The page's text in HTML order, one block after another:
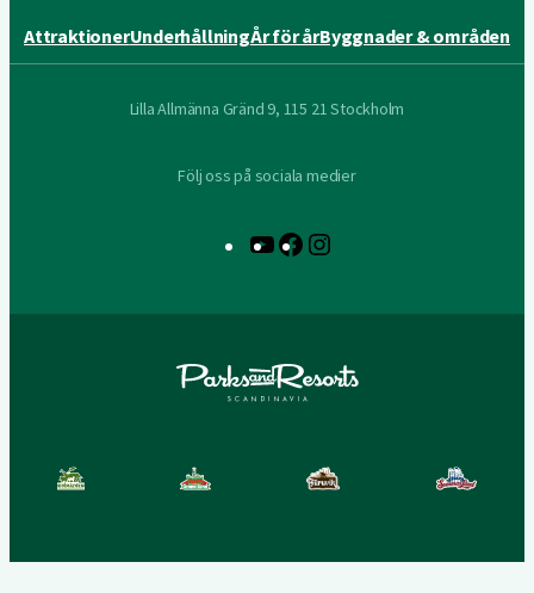
AttraktionerUnderhållningÅr för årByggnader & områden
Lilla Allmänna Gränd 9, 115 21 Stockholm
Följ oss på sociala medier